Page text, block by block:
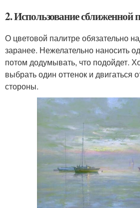
2. Использование сближенной
О цветовой палитре обязательно
заранее. Нежелательно наносить
потом додумывать, что подойдет.
выбрать один оттенок и двигаться
стороны.